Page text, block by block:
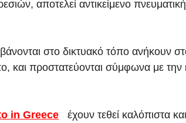
αποτελεί αντικείμενο
στο δικτυακό τόπο ανήκουν
προστατεύονται σύμφωνα με την
in Greece έχουν τεθεί καλόπιστα